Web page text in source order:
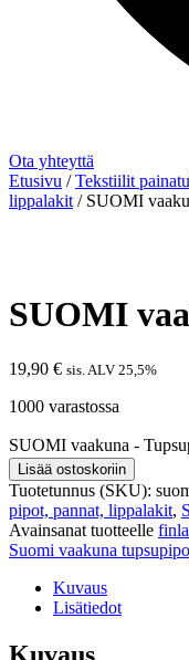
Ota yhteyttä
Etusivu /Tekstiilit
lippalakit / SUOMI
SUOMI
19,90 € sis. ALV 25,5%
1000 varastossa
SUOMI vaakuna -
Lisää ostoskoriin
Tuotetunnus (SKU):
pipot, pannat, lippalakit,
Avainsanat tuotteelle
Suomi vaakuna tupsupipo
Kuvaus
Lisätiedot
Kuvaus